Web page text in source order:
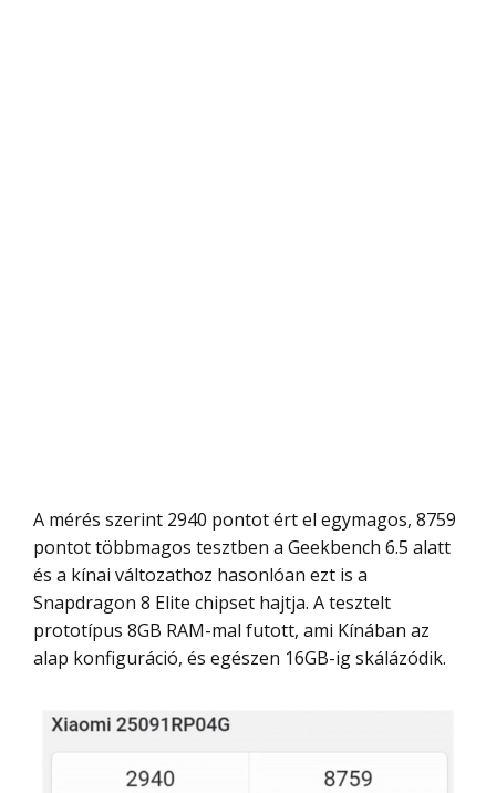
A mérés szerint 2940 pontot ért el egymagos, 8759
pontot többmagos tesztben a Geekbench 6.5 alatt
és a kínai változathoz hasonlóan ezt is a
Snapdragon 8 Elite chipset hajtja. A tesztelt
prototípus 8GB RAM-mal futott, ami Kínában az
alap konfiguráció, és egészen 16GB-ig skálázódik.